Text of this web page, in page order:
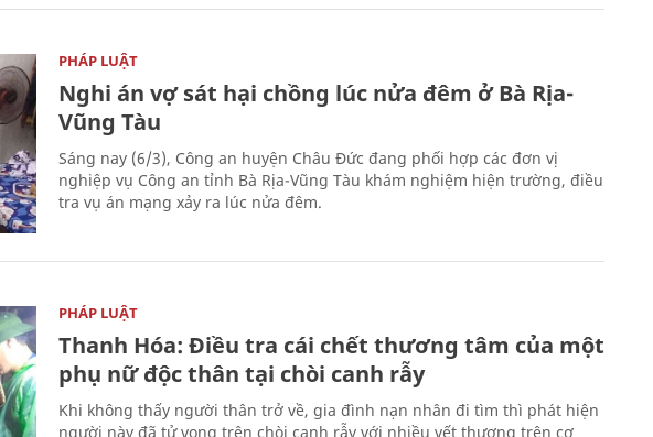
PHÁP LUẬT
Nghi án vợ sát hại chồng lúc nửa đêm ở Bà Rịa-
Vũng Tàu
Sáng nay (6/3), Công an huyện Châu Đức đang phối hợp các đơn vị
nghiệp vụ Công an tỉnh Bà Rịa-Vũng Tàu khám nghiệm hiện trường, điều
tra vụ án mạng xảy ra lúc nửa đêm.
PHÁP LUẬT
Thanh Hóa: Điều tra cái chết thương tâm của một
phụ nữ độc thân tại chòi canh rẫy
Khi không thấy người thân trở về, gia đình nạn nhân đi tìm thì phát hiện
người này đã tử vong trên chòi canh rẫy với nhiều vết thương trên cơ